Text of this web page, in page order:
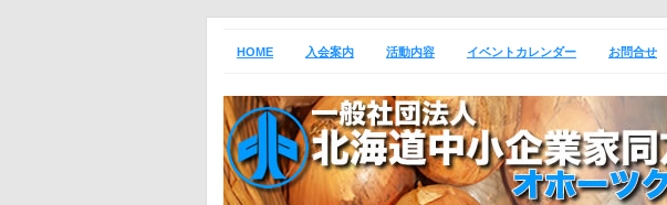
HOME 入会案内 活動内容 イベントカレンダー お問合せ